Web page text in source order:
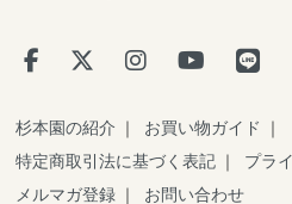
杉本園の紹介 ｜ お買い物ガイド
｜
特定商取引法に基づく表記 ｜ プラ
メルマガ登録 ｜ お問い合わせ